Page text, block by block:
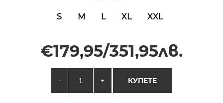
S M L XL XXL
€179,95/351,95лв.
- + КУПЕТЕ